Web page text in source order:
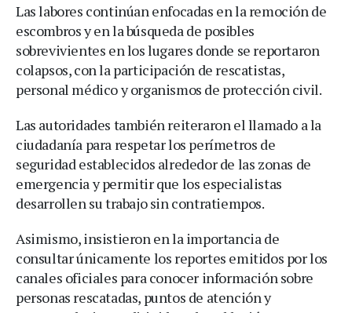
Las labores continúan enfocadas en la remoción de
escombros y en la búsqueda de posibles
sobrevivientes en los lugares donde se reportaron
colapsos, con la participación de rescatistas,
personal médico y organismos de protección civil.
Las autoridades también reiteraron el llamado a la
ciudadanía para respetar los perímetros de
seguridad establecidos alrededor de las zonas de
emergencia y permitir que los especialistas
desarrollen su trabajo sin contratiempos.
Asimismo, insistieron en la importancia de
consultar únicamente los reportes emitidos por los
canales oficiales para conocer información sobre
personas rescatadas, puntos de atención y